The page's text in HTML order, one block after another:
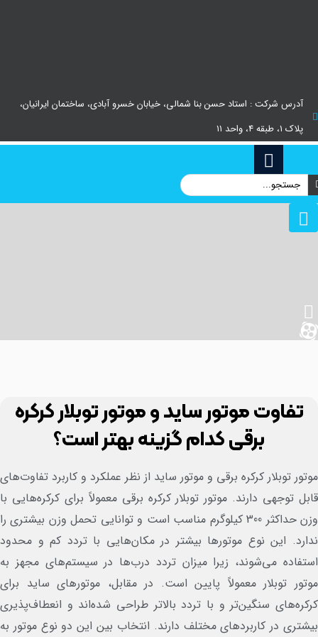
آدرس شرکت : استاد حسن بنا شمالی، خیابان خسرو آبادی، ساختمان ایرانیان،
پلاک ۱، طبقه ۴، واحد ۱۱
تفاوت موتور ساید و موتور توبلار کرکره
برقی کدام گزینه بهتر است؟
توبلار کرکره برقی و موتور ساید از نظر عملکرد و کاربرد تفاوت‌های
توجهی دارند. موتور توبلار کرکره برقی معمولاً برای کرکره‌هایی با
وزن حداکثر 300 کیلوگرم مناسب است و توانایی تحمل وزن بیشتری را
این نوع موتورها بیشتر در مکان‌هایی با تردد کم و محدود
می‌شوند، زیرا میزان تردد درب‌ها در سیستم‌های مجهز به
توبلار معمولاً پایین است. در مقابل، موتورهای ساید برای
سنگین‌تر و با تردد بالاتر طراحی شده‌اند و انعطاف‌پذیری
در کاربردهای مختلف دارند. انتخاب بین این دو نوع موتور به